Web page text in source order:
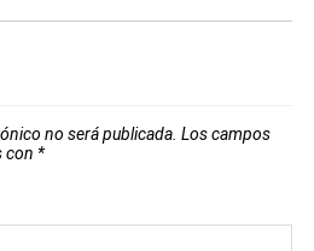
no será publicada. Los campos
con *